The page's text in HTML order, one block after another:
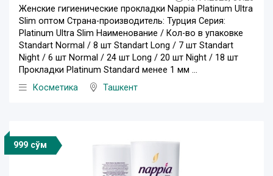
Женские гигиенические прокладки Nappia Platinum Ultra
Slim оптом Страна-производитель: Турция Серия:
Platinum Ultra Slim Наименование / Кол-во в упаковке
Standart Normal / 8 шт Standart Long / 7 шт Standart
Night / 6 шт Normal / 24 шт Long / 20 шт Night / 18 шт
Прокладки Platinum Standard менее 1 мм ...
Косметика
Ташкент
999 сўм